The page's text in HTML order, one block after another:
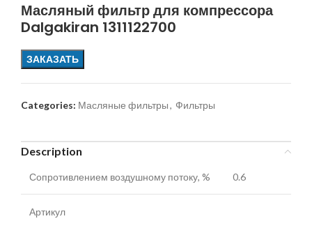
Масляный фильтр для компрессора
Dalgakiran 1311122700
ЗАКАЗАТЬ
Categories: Масляные фильтры, Фильтры
Description
Сопротивлением воздушному потоку, % 0.6
Артикул